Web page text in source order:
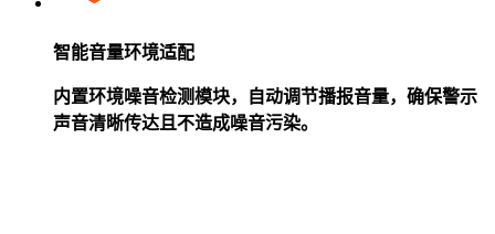
智能音量环境适配
内置环境噪音检测模块，自动调节播报音量，确保警示
声音清晰传达且不造成噪音污染。